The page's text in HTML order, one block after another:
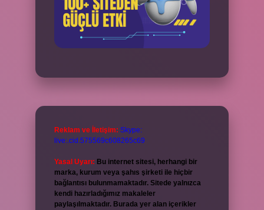
Reklam ve İletişim: Skype:
live:.cid.575569c608265c69
Yasal Uyarı: Bu internet sitesi, herhangi bir
marka, kurum veya şahıs şirketi ile hiçbir
bağlantısı bulunmamaktadır. Sitede yalnızca
kendi hazırladığımız makaleler
paylaşılmaktadır. Burada yer alan içerikler